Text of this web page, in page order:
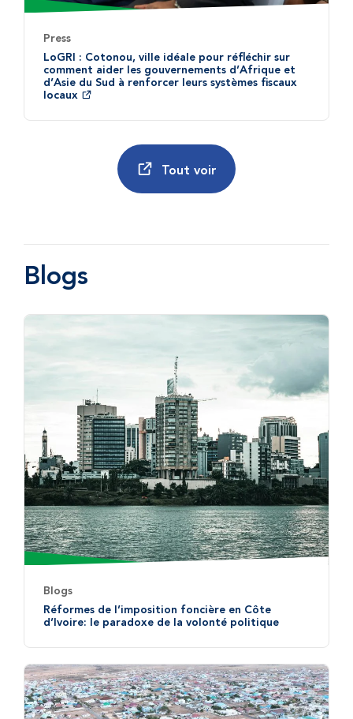
Press
LoGRI : Cotonou, ville idéale pour réfléchir sur
comment aider les gouvernements d’Afrique et
d’Asie du Sud à renforcer leurs systèmes fiscaux
locaux
Tout voir
Blogs
Blogs
Réformes de l’imposition foncière en Côte
d’Ivoire: le paradoxe de la volonté politique